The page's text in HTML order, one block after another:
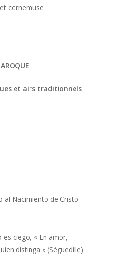
cornemuse
et airs traditionnels
al Nacimiento de Cristo
es ciego, « En amor,
distinga » (Séguedille)